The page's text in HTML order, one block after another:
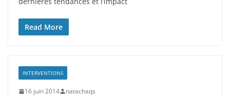
Read More
INTERVENTIONS
16 juin 2014 natachaqs